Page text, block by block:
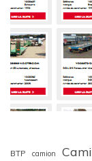
BTP camion